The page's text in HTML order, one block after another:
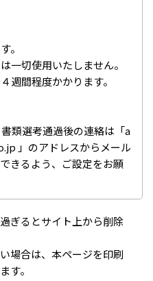
。
一切使用いたしません。
週間程度かかります。
類選考通過後の連絡は「a
」のアドレスからメール
きるよう、ご設定をお願
ぎるとサイト上から削除
場合は、本ページを印刷
す。